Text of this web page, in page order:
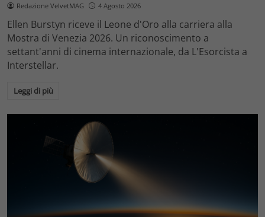
Redazione VelvetMAG 4 Agosto 2026
Ellen Burstyn riceve il Leone d'Oro alla carriera alla
Mostra di Venezia 2026. Un riconoscimento a
settant'anni di cinema internazionale, da L'Esorcista a
Interstellar.
Leggi di più